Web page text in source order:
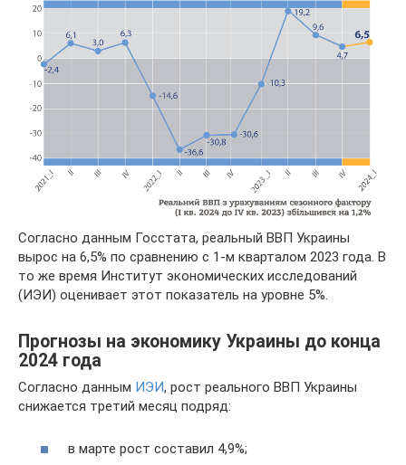
Согласно данным Госстата, реальный ВВП Украины
вырос на 6,5% по сравнению с 1-м кварталом 2023 года. В
то же время Институт экономических исследований
(ИЭИ) оценивает этот показатель на уровне 5%.
Прогнозы на экономику Украины до конца
2024 года
Согласно данным ИЭИ, рост реального ВВП Украины
снижается третий месяц подряд:
в марте рост составил 4,9%;